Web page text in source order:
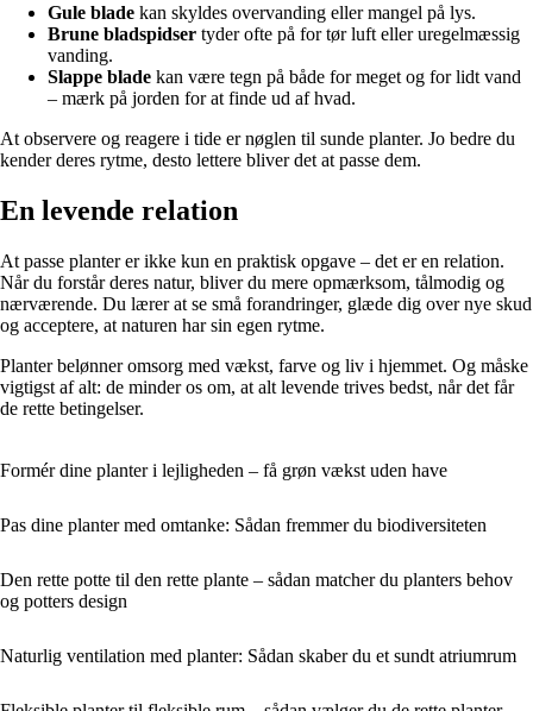
Gule blade kan skyldes overvanding eller mangel på lys.
Brune bladspidser tyder ofte på for tør luft eller uregelmæssig
vanding.
Slappe blade kan være tegn på både for meget og for lidt vand
– mærk på jorden for at finde ud af hvad.
At observere og reagere i tide er nøglen til sunde planter. Jo bedre du
kender deres rytme, desto lettere bliver det at passe dem.
En levende relation
At passe planter er ikke kun en praktisk opgave – det er en relation.
Når du forstår deres natur, bliver du mere opmærksom, tålmodig og
nærværende. Du lærer at se små forandringer, glæde dig over nye skud
og acceptere, at naturen har sin egen rytme.
Planter belønner omsorg med vækst, farve og liv i hjemmet. Og måske
vigtigst af alt: de minder os om, at alt levende trives bedst, når det får
de rette betingelser.
Formér dine planter i lejligheden – få grøn vækst uden have
Pas dine planter med omtanke: Sådan fremmer du biodiversiteten
Den rette potte til den rette plante – sådan matcher du planters behov
og potters design
Naturlig ventilation med planter: Sådan skaber du et sundt atriumrum